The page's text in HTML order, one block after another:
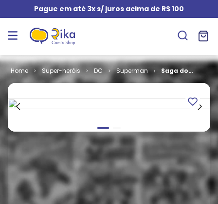
Pague em até 3x s/ juros acima de R$ 100
Super-heróis DC Superman
Saga do
Superman #